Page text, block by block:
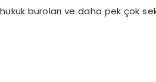
büroları ve daha pek çok